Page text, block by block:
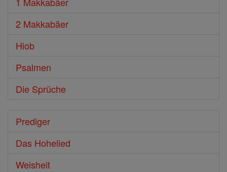
2 Makkabäer
Hiob
Psalmen
Die Sprüche
Prediger
Das Hohelied
Weisheit